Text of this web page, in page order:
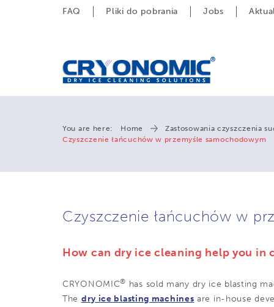
FAQ Pliki do pobrania Jobs
You are here: Home Zastosowania czyszczenia
Czyszczenie łańcuchów w przemyśle samochodowym
Czyszczenie łańcuchów w
How can dry ice cleaning help you in
CRYONOMIC® has sold many dry ice blasting
The dry ice blasting machines are in-house